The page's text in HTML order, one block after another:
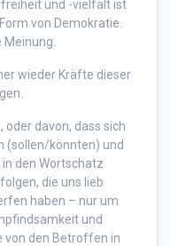
und -vielfalt ist
von Demokratie.
wieder Kräfte dieser
oder davon, dass sich
(sollen/könnten) und
den Wortschatz
die uns lieb
haben – nur um
und
von den Betroffen in